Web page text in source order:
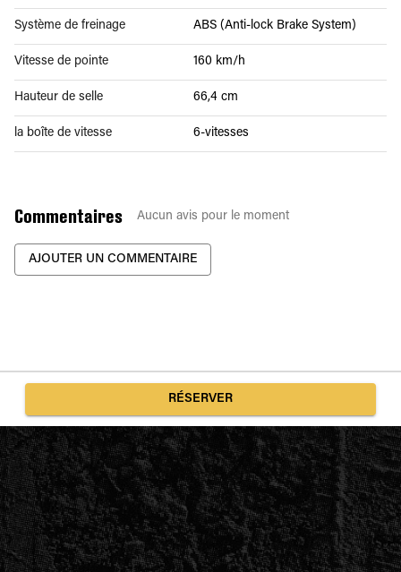
Système de freinage ABS (Anti-lock Brake System)
Vitesse de pointe 160 km/h
Hauteur de selle 66,4 cm
la boîte de vitesse 6-vitesses
Commentaires Aucun avis pour le moment
AJOUTER UN COMMENTAIRE
RÉSERVER